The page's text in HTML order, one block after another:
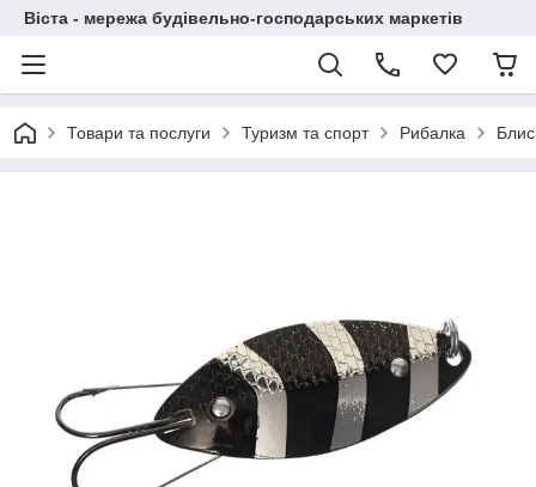
Віста - мережа будівельно-господарських маркетів
Товари та послуги Туризм та спорт Рибалка